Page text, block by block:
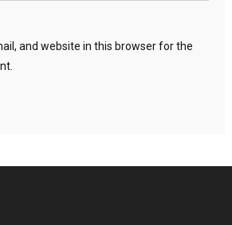
and website in this browser for the